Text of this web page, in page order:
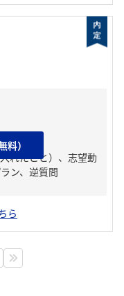
れたこと）、志望動
ン、逆質問
）
ら